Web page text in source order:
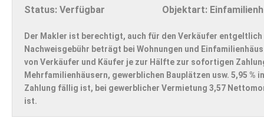
Status: Verfügbar Objektart:
Der Makler ist berechtigt, auch für den Verkäufer
Nachweisgebühr beträgt bei Wohnungen und
von Verkäufer und Käufer je zur Hälfte zur sofortigen
Mehrfamilienhäusern, gewerblichen Bauplätzen usw. 5,95
Zahlung fällig ist, bei gewerblicher Vermietung 3,57
ist.